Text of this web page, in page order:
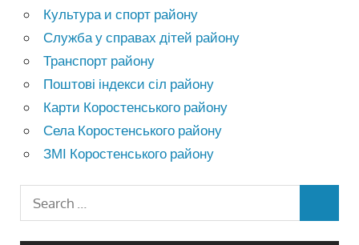
Культура и спорт району
Служба у справах дітей району
Транспорт району
Поштові індекси сіл району
Карти Коростенського району
Села Коростенського району
ЗМІ Коростенського району